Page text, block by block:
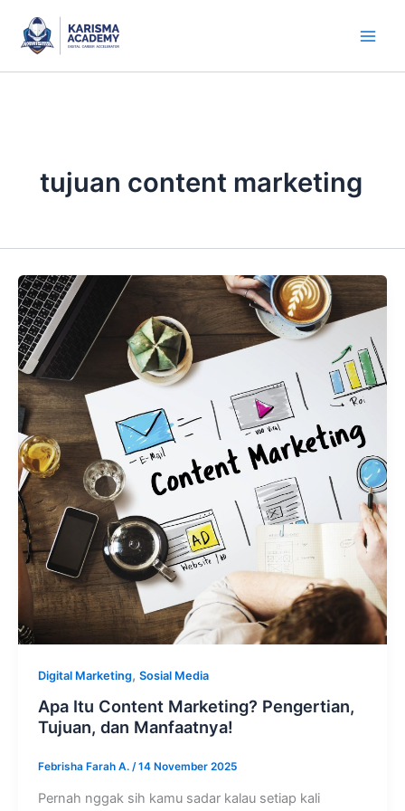
content
tujuan content marketing
Digital Marketing, Sosial Media
Apa Itu Content Marketing? Pengertian,
Tujuan, dan Manfaatnya!
Febrisha Farah A. /14 November 2025
Pernah nggak sih kamu sadar kalau setiap kali